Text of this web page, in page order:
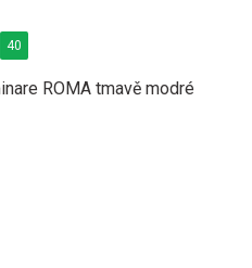
ROMA tmavě modré
40